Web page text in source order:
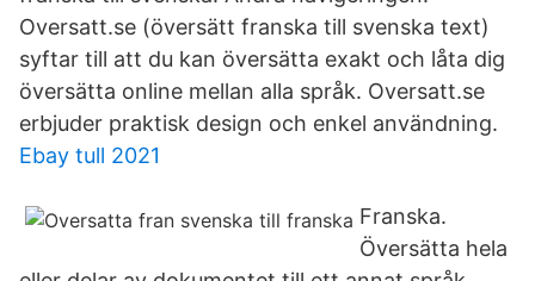
Oversatt.se (översätt franska till svenska text)
syftar till att du kan översätta exakt och låta dig
översätta online mellan alla språk. Oversatt.se
erbjuder praktisk design och enkel användning.
Ebay tull 2021
Franska.
Översätta hela